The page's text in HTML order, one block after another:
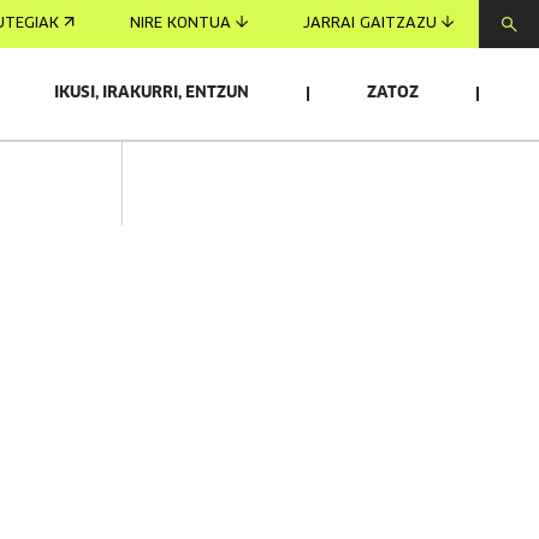
NIRE KONTUA JARRAI GAITZAZU
IKUSI, IRAKURRI, ENTZUN ZATOZ